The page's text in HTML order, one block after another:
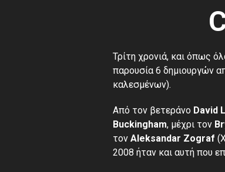
Τρίτη χρονιά, και όπως
παρουσία 6 δημιουργών
καλεσμένων).
Από τον βετεράνο David
Buckingham, μέχρι τον
τον Aleksandar Zograf
2008 ήταν και αυτή που